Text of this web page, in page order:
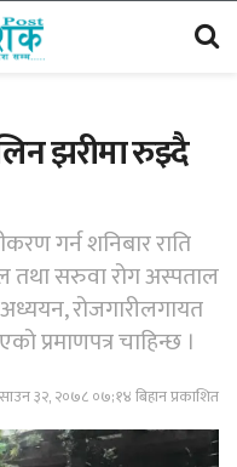
झरीमा रुझ्दै
गर्न शनिबार राति
तथा सरुवा रोग अस्पताल
रोजगारीलगायत
प्रमाणपत्र चाहिन्छ ।
साउन ३२, २०७८ ०७;१४ बिहान प्रकाशित